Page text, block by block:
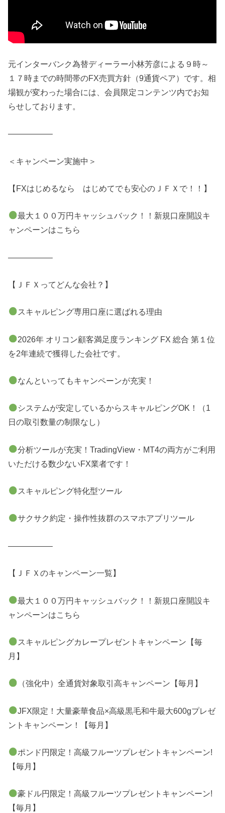
元インターバンク為替ディーラー小林芳彦による９時～
１７時までの時間帯のFX売買方針（9通貨ペア）です。相
場観が変わった場合には、会員限定コンテンツ内でお知
らせしております。
—————–
＜キャンペーン実施中＞
【FXはじめるなら はじめてでも安心のＪＦＸで！！】
最大１００万円キャッシュバック！！新規口座開設キ
ャンペーンはこちら
—————–
【ＪＦＸってどんな会社？】
スキャルピング専用口座に選ばれる理由
2026年 オリコン顧客満足度ランキング FX 総合 第１位
を2年連続で獲得した会社です。
なんといってもキャンペーンが充実！
システムが安定しているからスキャルピングOK！（1
日の取引数量の制限なし）
分析ツールが充実！TradingView・MT4の両方がご利用
いただける数少ないFX業者です！
スキャルピング特化型ツール
サクサク約定・操作性抜群のスマホアプリツール
—————–
【ＪＦＸのキャンペーン一覧】
最大１００万円キャッシュバック！！新規口座開設キ
ャンペーンはこちら
スキャルピングカレープレゼントキャンペーン【毎
月】
（強化中）全通貨対象取引高キャンペーン【毎月】
JFX限定！大量豪華食品×高級黒毛和牛最大600gプレゼ
ントキャンペーン！【毎月】
ポンド円限定！高級フルーツプレゼントキャンペーン!
【毎月】
豪ドル円限定！高級フルーツプレゼントキャンペーン!
【毎月】